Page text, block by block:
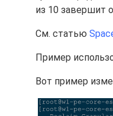
из 10 завершит
См. статью
Пример
Вот пример